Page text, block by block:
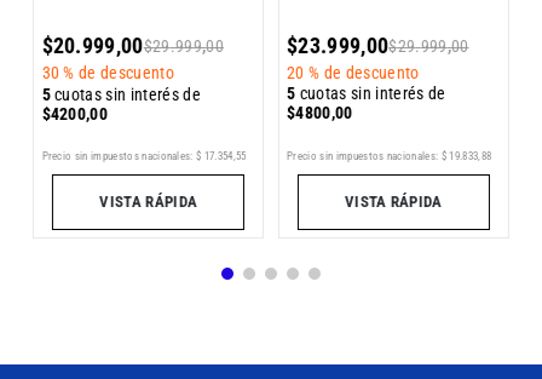
$20.999,00$29.999,00
30 % de descuento
5cuotas sin interés de
$4200,00
Precio sin impuestos nacionales: $ 17 354 55
VISTA RÁPIDA
$23.999,00$29.999,00
20 % de descuento
5 cuotas sin interés de
$4800,00
Precio sin impuestos nacionales: $ 19.833 88
VISTA RÁPIDA